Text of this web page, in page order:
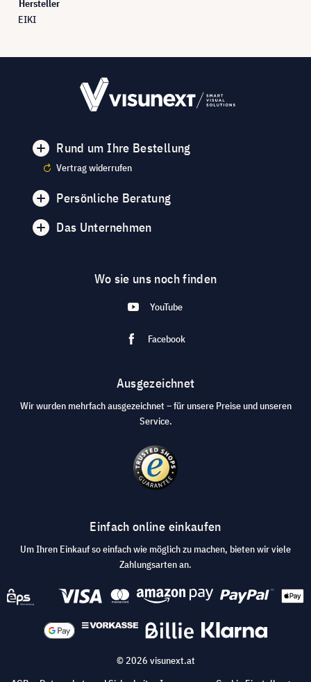
Hersteller
EIKI
Rund um Ihre Bestellung
Vertrag widerrufen
Persönliche Beratung
Das Unternehmen
Wo sie uns noch finden
YouTube
Facebook
Ausgezeichnet
Wir wurden mehrfach ausgezeichnet – für unsere Preise und unseren
Service.
Einfach online einkaufen
Um Ihren Einkauf so einfach wie möglich zu machen, bieten wir viele
Zahlungsarten an.
© 2026 visunext.at